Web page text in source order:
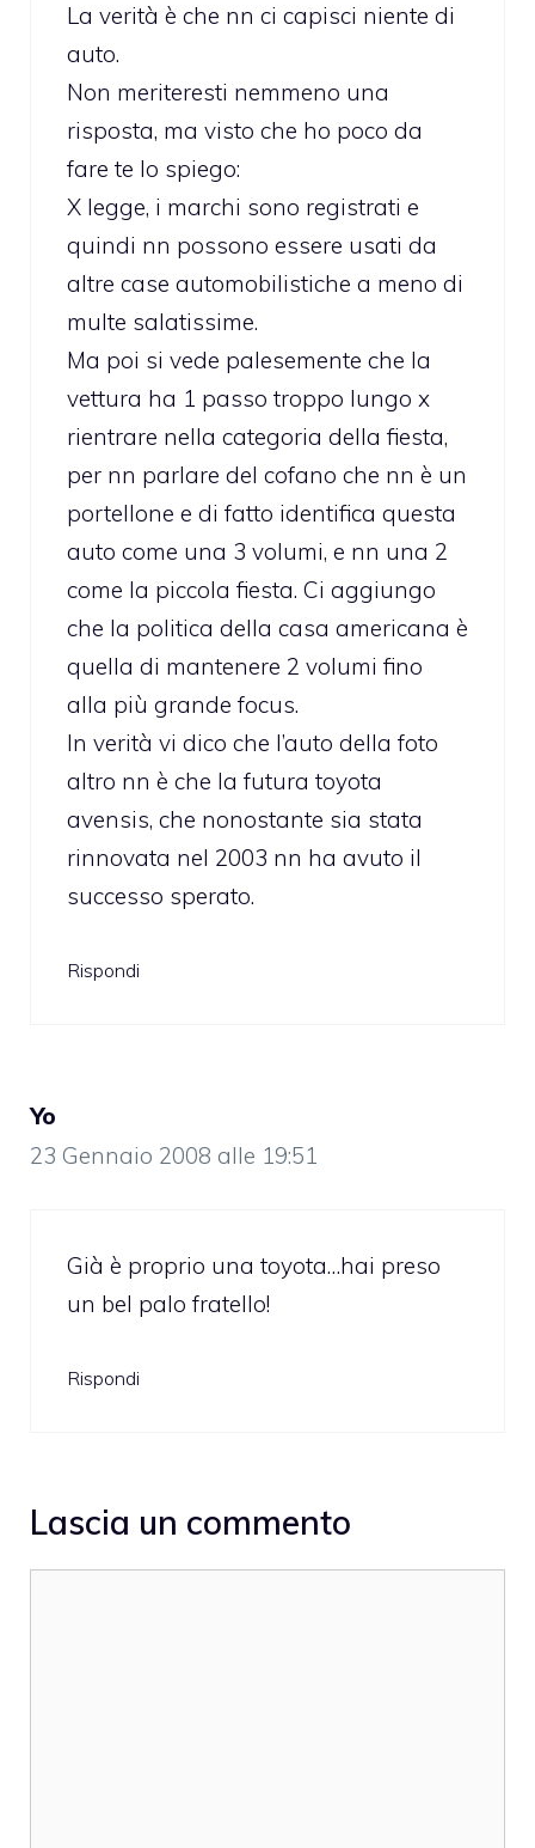
La verità è che nn ci capisci niente di
auto.
Non meriteresti nemmeno una
risposta, ma visto che ho poco da
fare te lo spiego:
X legge, i marchi sono registrati e
quindi nn possono essere usati da
altre case automobilistiche a meno di
multe salatissime.
Ma poi si vede palesemente che la
vettura ha 1 passo troppo lungo x
rientrare nella categoria della fiesta,
per nn parlare del cofano che nn è un
portellone e di fatto identifica questa
auto come una 3 volumi, e nn una 2
come la piccola fiesta. Ci aggiungo
che la politica della casa americana è
quella di mantenere 2 volumi fino
alla più grande focus.
In verità vi dico che l’auto della foto
altro nn è che la futura toyota
avensis, che nonostante sia stata
rinnovata nel 2003 nn ha avuto il
successo sperato.
Rispondi
Yo
23 Gennaio 2008 alle 19:51
Già è proprio una toyota…hai preso
un bel palo fratello!
Rispondi
Lascia un commento